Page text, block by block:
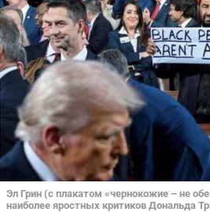
Эл Грин (с плакатом «чернокожие – не
наиболее яростных критиков Дональда